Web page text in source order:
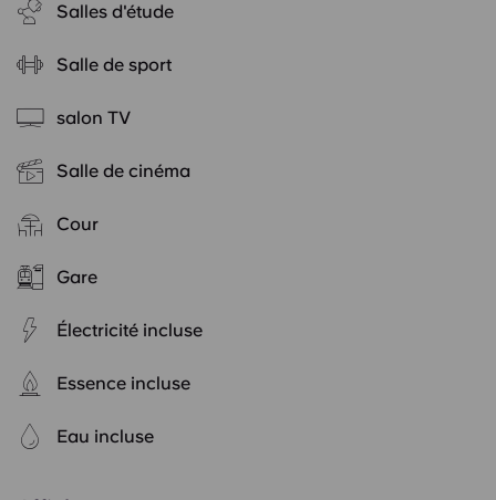
Salles d'étude
Salle de sport
salon TV
Salle de cinéma
Cour
Gare
Électricité incluse
Essence incluse
Eau incluse